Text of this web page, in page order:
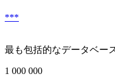
***
最も包括的なデータベー
1 000 000